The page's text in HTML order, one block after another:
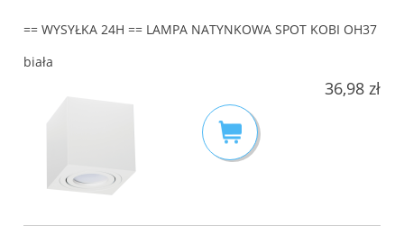
== WYSYŁKA 24H == LAMPA NATYNKOWA SPOT KOBI OH37
biała
36,98 zł